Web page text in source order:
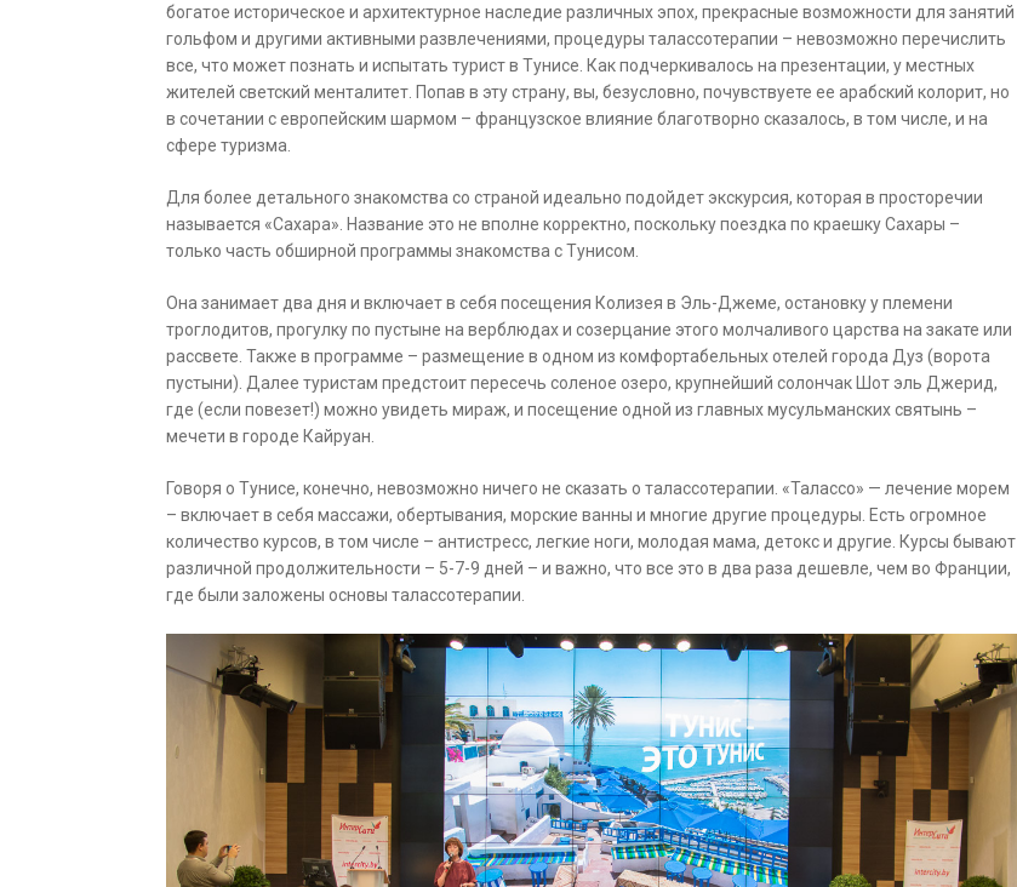
богатое историческое и архитектурное наследие различных эпох, прекрасные возможности для занятий
гольфом и другими активными развлечениями, процедуры талассотерапии – невозможно перечислить
все, что может познать и испытать турист в Тунисе. Как подчеркивалось на презентации, у местных
жителей светский менталитет. Попав в эту страну, вы, безусловно, почувствуете ее арабский колорит, но
в сочетании с европейским шармом – французское влияние благотворно сказалось, в том числе, и на
сфере туризма.
Для более детального знакомства со страной идеально подойдет экскурсия, которая в просторечии
называется «Сахара». Название это не вполне корректно, поскольку поездка по краешку Сахары –
только часть обширной программы знакомства с Тунисом.
Она занимает два дня и включает в себя посещения Колизея в Эль-Джеме, остановку у племени
троглодитов, прогулку по пустыне на верблюдах и созерцание этого молчаливого царства на закате или
рассвете. Также в программе – размещение в одном из комфортабельных отелей города Дуз (ворота
пустыни). Далее туристам предстоит пересечь соленое озеро, крупнейший солончак Шот эль Джерид,
где (если повезет!) можно увидеть мираж, и посещение одной из главных мусульманских святынь –
мечети в городе Кайруан.
Говоря о Тунисе, конечно, невозможно ничего не сказать о талассотерапии. «Талассо» — лечение морем
– включает в себя массажи, обертывания, морские ванны и многие другие процедуры. Есть огромное
количество курсов, в том числе – антистресс, легкие ноги, молодая мама, детокс и другие. Курсы бывают
различной продолжительности – 5-7-9 дней – и важно, что все это в два раза дешевле, чем во Франции,
где были заложены основы талассотерапии.